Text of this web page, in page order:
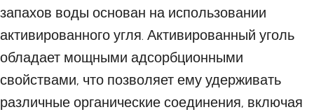
запахов воды основан на использовании
активированного угля. Активированный уголь
обладает мощными адсорбционными
свойствами, что позволяет ему удерживать
различные органические соединения, включая